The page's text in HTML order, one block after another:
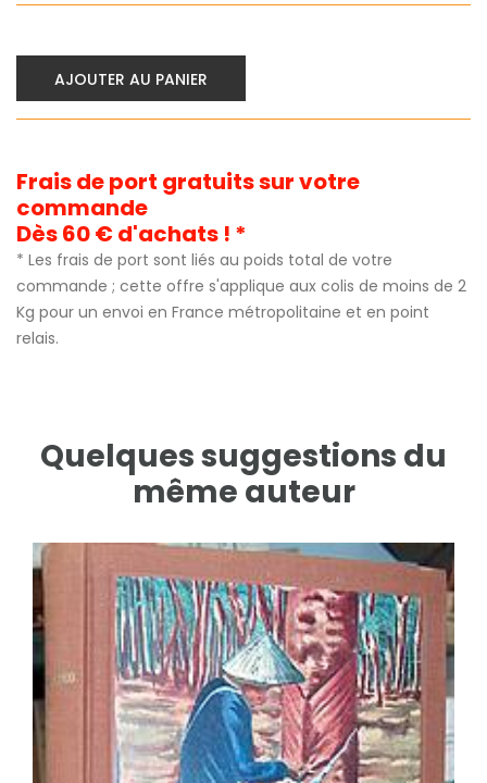
AJOUTER AU PANIER
Frais de port gratuits sur votre
commande
Dès 60 € d'achats ! *
* Les frais de port sont liés au poids total de votre
commande ; cette offre s'applique aux colis de moins de 2
Kg pour un envoi en France métropolitaine et en point
relais.
Quelques suggestions du
même auteur